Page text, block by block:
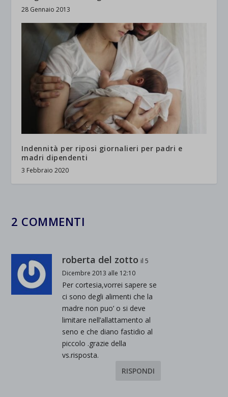
28 Gennaio 2013
Indennità per riposi giornalieri per padri e
madri dipendenti
3 Febbraio 2020
2 COMMENTI
roberta del zotto il 5
Dicembre 2013 alle 12:10
Per cortesia,vorrei sapere se
ci sono degli alimenti che la
madre non puo’ o si deve
limitare nell’allattamento al
seno e che diano fastidio al
piccolo .grazie della
vs.risposta.
RISPONDI